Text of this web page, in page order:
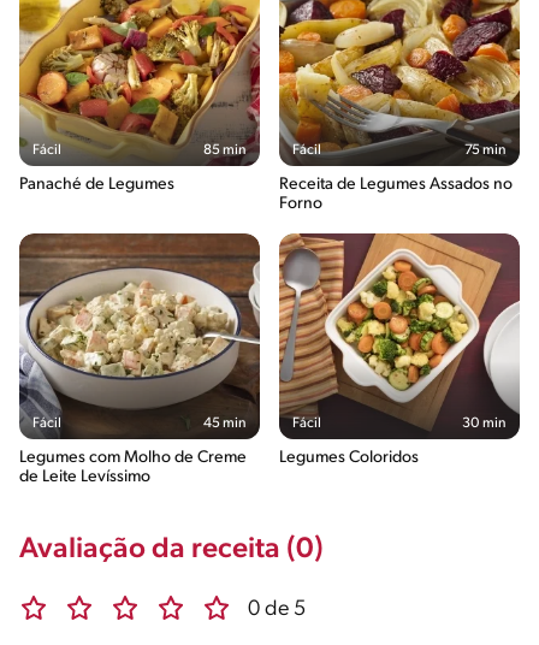
Fácil 85 min
Panaché de Legumes
Fácil 75 min
Receita de Legumes Assados no
Forno
Fácil 45 min
Legumes com Molho de Creme
de Leite Levíssimo
Fácil 30 min
Legumes Coloridos
Avaliação da receita (0)
0 de 5